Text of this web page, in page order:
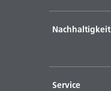
Nachhaltigkeit
Service